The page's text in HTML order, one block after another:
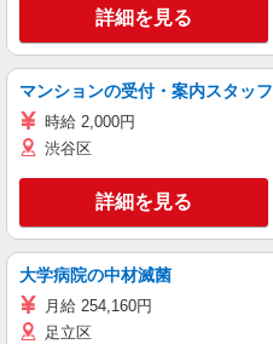
詳細を見る
マンションの受付・案内スタッフ
時給 2,000円
渋谷区
詳細を見る
大学病院の中材滅菌
月給 254,160円
足立区